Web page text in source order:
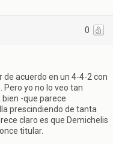
0
de acuerdo en un 4-4-2 con
Pero yo no lo veo tan
-que parece
prescindiendo de tanta
claro es que Demichelis
titular.